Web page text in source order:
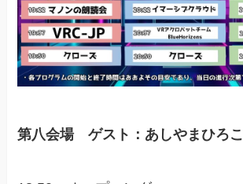
第八会場 ゲスト：あしやまひろこ